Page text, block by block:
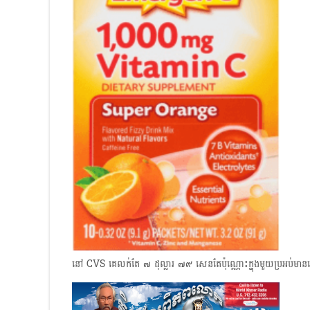
នៅ CVS គេលក់តែ​ ๗ ដុល្លារ ๗๙ សេនតែប៉ុណ្ណោះក្នុងមួយប្រអប់មាន